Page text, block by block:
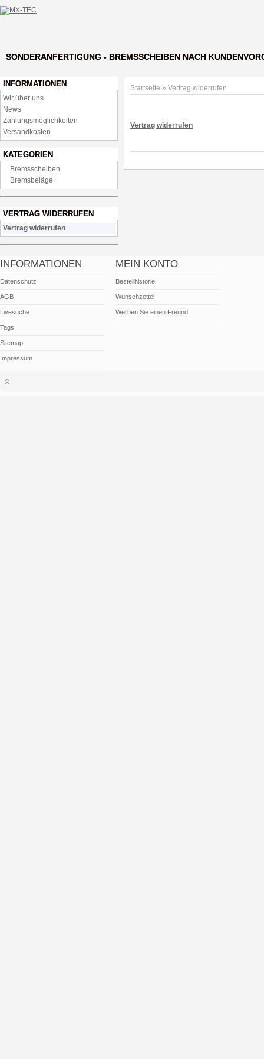
SONDERANFERTIGUNG - BREMSSCHEIBEN NACH
Startseite » Vertrag widerrufen
Vertrag widerrufen
INFORMATIONEN
Wir über uns
News
Zahlungsmöglichkeiten
Versandkosten
KATEGORIEN
Bremsscheiben
Bremsbeläge
VERTRAG WIDERRUFEN
Vertrag widerrufen
INFORMATIONEN
Datenschutz
AGB
Livesuche
Tags
Sitemap
Impressum
MEIN KONTO
Bestellhistorie
Wunschzettel
Werben Sie einen Freund
©